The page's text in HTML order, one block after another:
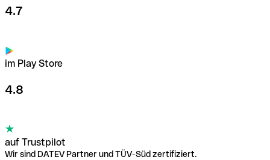
4.7
im Play Store
4.8
auf Trustpilot
Wir sind DATEV Partner und TÜV-Süd zertifiziert.